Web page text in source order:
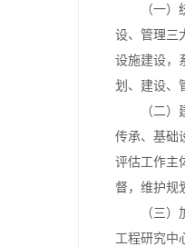
（一）统
设、管理三
设施建设，
划、建设、
（二）建
传承、基础
评估工作主
督，维护规
（三）加
工程研究中